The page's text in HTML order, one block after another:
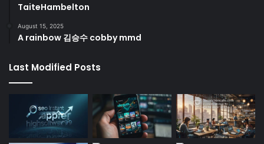
TaiteHambelton
August 15, 2025
A rainbow 김승수 cobby mmd
Last Modified Posts